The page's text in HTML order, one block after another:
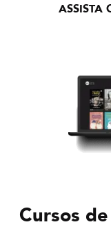
ASSISTA
Cursos de